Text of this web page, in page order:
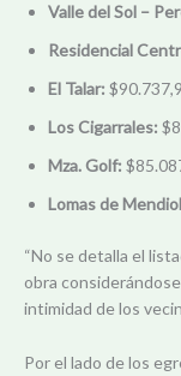
Valle del Sol –
Residencial
El Talar:
Los Cigarrales:
Mza. Golf:
Lomas de
“No se detalla el
obra
intimidad de los
Por el lado de los